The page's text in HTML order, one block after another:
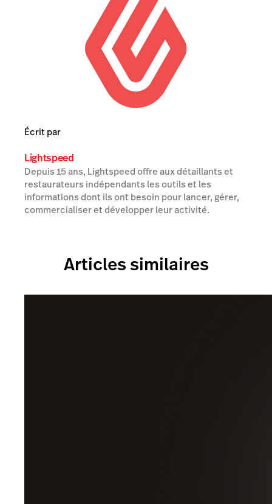
Écrit par
Lightspeed
Depuis 15 ans, Lightspeed offre aux détaillants et
restaurateurs indépendants les outils et les
informations dont ils ont besoin pour lancer, gérer,
commercialiser et développer leur activité.
Articles similaires